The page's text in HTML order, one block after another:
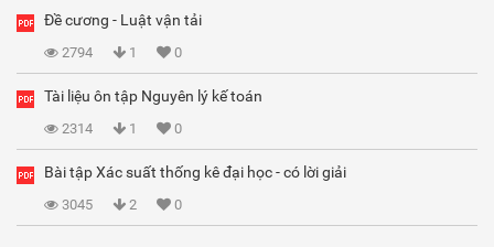
Đề cương - Luật vận tải
2794 1 0
Tài liệu ôn tập Nguyên lý kế toán
2314 1 0
Bài tập Xác suất thống kê đại học - có lời giải
3045 2 0